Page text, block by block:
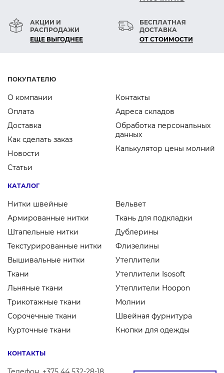
АКЦИИ И
РАСПРОДАЖИ
ЕЩЕ ВЫГОДНЕЕ
БЕСПЛАТНАЯ
ДОСТАВКА
ОТ СТОИМОСТИ
ПОКУПАТЕЛЮ
О компании
Оплата
Доставка
Как сделать заказ
Новости
Статьи
Контакты
Адреса складов
Обработка персональных
данных
Калькулятор цены молний
КАТАЛОГ
Нитки швейные
Армированные нитки
Штапельные нитки
Текстурированные нитки
Вышивальные нитки
Ткани
Льняные ткани
Трикотажные ткани
Сорочечные ткани
Курточные ткани
Вельвет
Ткань для подкладки
Дублерины
Флизелины
Утеплители
Утеплители Isosoft
Утеплители Hoopon
Молнии
Швейная фурнитура
Кнопки для одежды
КОНТАКТЫ